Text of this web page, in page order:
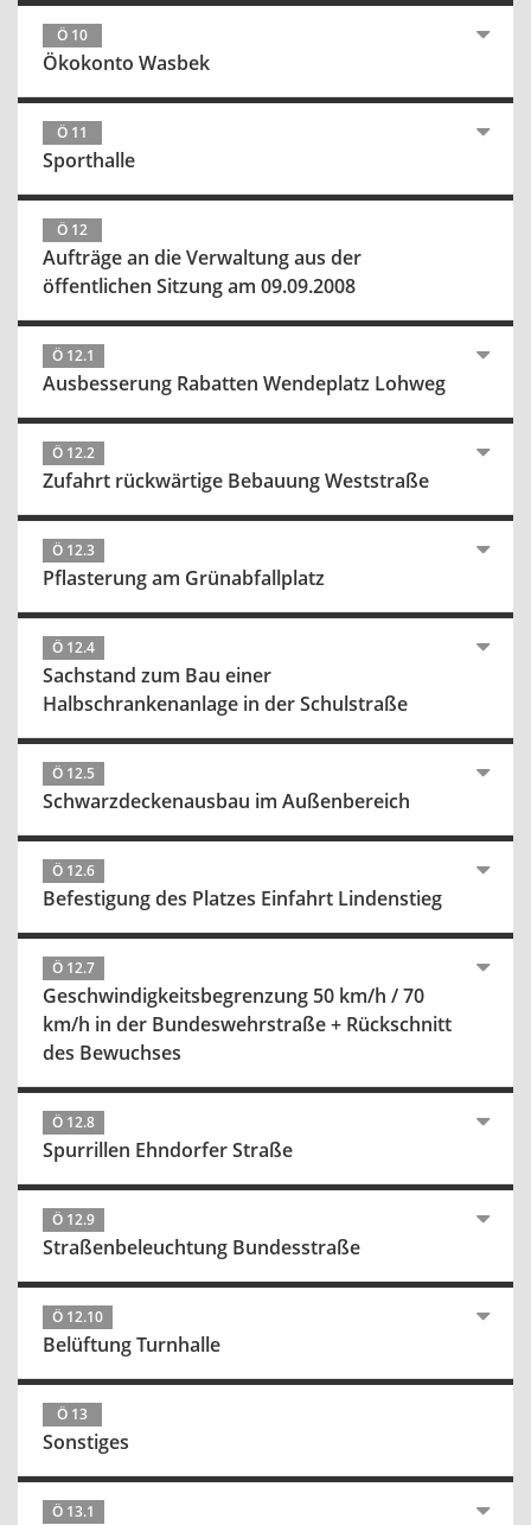
Ö 10
Ökokonto Wasbek
Ö 11
Sporthalle
Ö 12
Aufträge an die Verwaltung aus der
öffentlichen Sitzung am 09.09.2008
Ö 12.1
Ausbesserung Rabatten Wendeplatz Lohweg
Ö 12.2
Zufahrt rückwärtige Bebauung Weststraße
Ö 12.3
Pflasterung am Grünabfallplatz
Ö 12.4
Sachstand zum Bau einer
Halbschrankenanlage in der Schulstraße
Ö 12.5
Schwarzdeckenausbau im Außenbereich
Ö 12.6
Befestigung des Platzes Einfahrt Lindenstieg
Ö 12.7
Geschwindigkeitsbegrenzung 50 km/h / 70
km/h in der Bundeswehrstraße + Rückschnitt
des Bewuchses
Ö 12.8
Spurrillen Ehndorfer Straße
Ö 12.9
Straßenbeleuchtung Bundesstraße
Ö 12.10
Belüftung Turnhalle
Ö 13
Sonstiges
Ö 13.1